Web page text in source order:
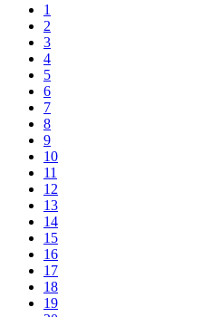
1
2
3
4
5
6
7
8
9
10
11
12
13
14
15
16
17
18
19